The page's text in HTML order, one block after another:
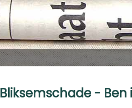
Bliksemschade - Ben